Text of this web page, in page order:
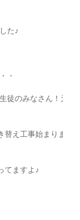
た♪
・
徒のみなさん！元
替え工事始まりま
てますよ♪